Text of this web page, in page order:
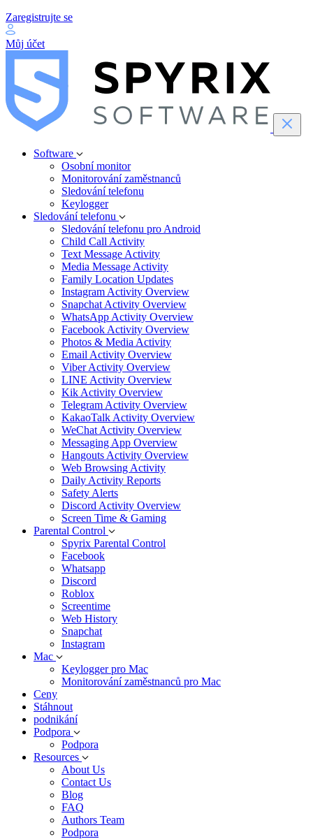
Zaregistrujte se
Můj účet
Software
Osobní monitor
Monitorování zaměstnanců
Sledování telefonu
Keylogger
Sledování telefonu
Sledování telefonu pro Android
Child Call Activity
Text Message Activity
Media Message Activity
Family Location Updates
Instagram Activity Overview
Snapchat Activity Overview
WhatsApp Activity Overview
Facebook Activity Overview
Photos & Media Activity
Email Activity Overview
Viber Activity Overview
LINE Activity Overview
Kik Activity Overview
Telegram Activity Overview
KakaoTalk Activity Overview
WeChat Activity Overview
Messaging App Overview
Hangouts Activity Overview
Web Browsing Activity
Daily Activity Reports
Safety Alerts
Discord Activity Overview
Screen Time & Gaming
Parental Control
Spyrix Parental Control
Facebook
Whatsapp
Discord
Roblox
Screentime
Web History
Snapchat
Instagram
Mac
Keylogger pro Mac
Monitorování zaměstnanců pro Mac
Ceny
Stáhnout
podnikání
Podpora
Podpora
Resources
About Us
Contact Us
Blog
FAQ
Authors Team
Podpora